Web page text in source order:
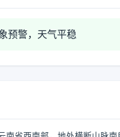
预警，天气平稳